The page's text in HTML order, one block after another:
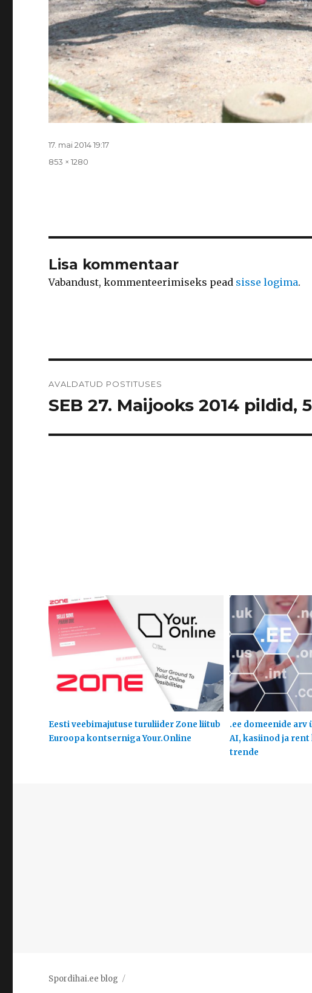
Postitatud
17. mai 2014 19:17
Täissuurus
853 × 1280
Lisa kommentaar
Vabandust, kommenteerimiseks pead sisse logima.
AVALDATUD POSTITUSES
SEB 27. Maijooks 2014 pildid,
Eesti veebimajutuse turuliider Zone liitub
Euroopa kontserniga Your.Online
.ee domeenide arv
AI, kasiinod ja rent
trende
Spordihai.ee blog